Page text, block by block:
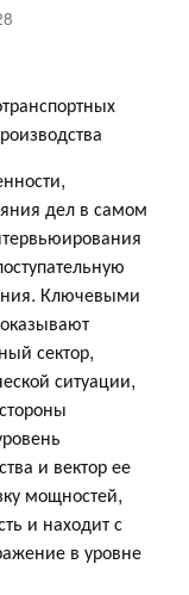
дел в самом
Ключевыми
сектор,
ситуации,
и вектор ее
мощностей,
и находит с
в уровне